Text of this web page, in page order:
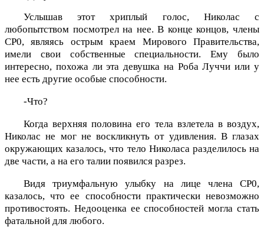
Услышав этот хриплый голос, Николас с
любопытством посмотрел на нее. В конце концов, члены
CP0, являясь острым краем Мирового Правительства,
имели свои собственные специальности. Ему было
интересно, похожа ли эта девушка на Роба Луччи или у
нее есть другие особые способности.
-Что?
Когда верхняя половина его тела взлетела в воздух,
Николас не мог не воскликнуть от удивления. В глазах
окружающих казалось, что тело Николаса разделилось на
две части, а на его талии появился разрез.
Видя триумфальную улыбку на лице члена CP0,
казалось, что ее способности практически невозможно
противостоять. Недооценка ее способностей могла стать
фатальной для любого.